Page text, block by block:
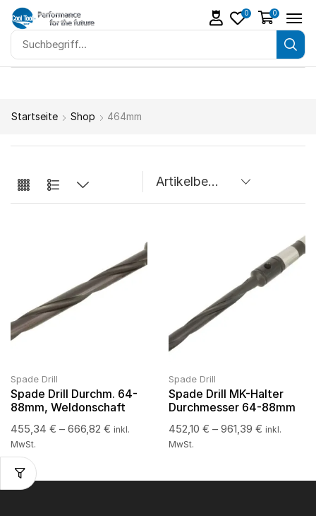
0 0
Startseite Shop 464mm
Spade Drill
Spade Drill Durchm. 64-
88mm, Weldonschaft
455,34 € – 666,82 € inkl.
MwSt.
Spade Drill
Spade Drill MK-Halter
Durchmesser 64-88mm
452,10 € – 961,39 € inkl.
MwSt.